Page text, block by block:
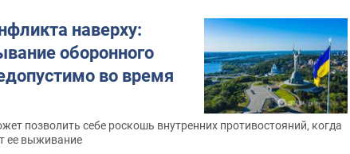
наверху:
оборонного
во время
позволить себе роскошь внутренних противостояний, когда
ее выживание